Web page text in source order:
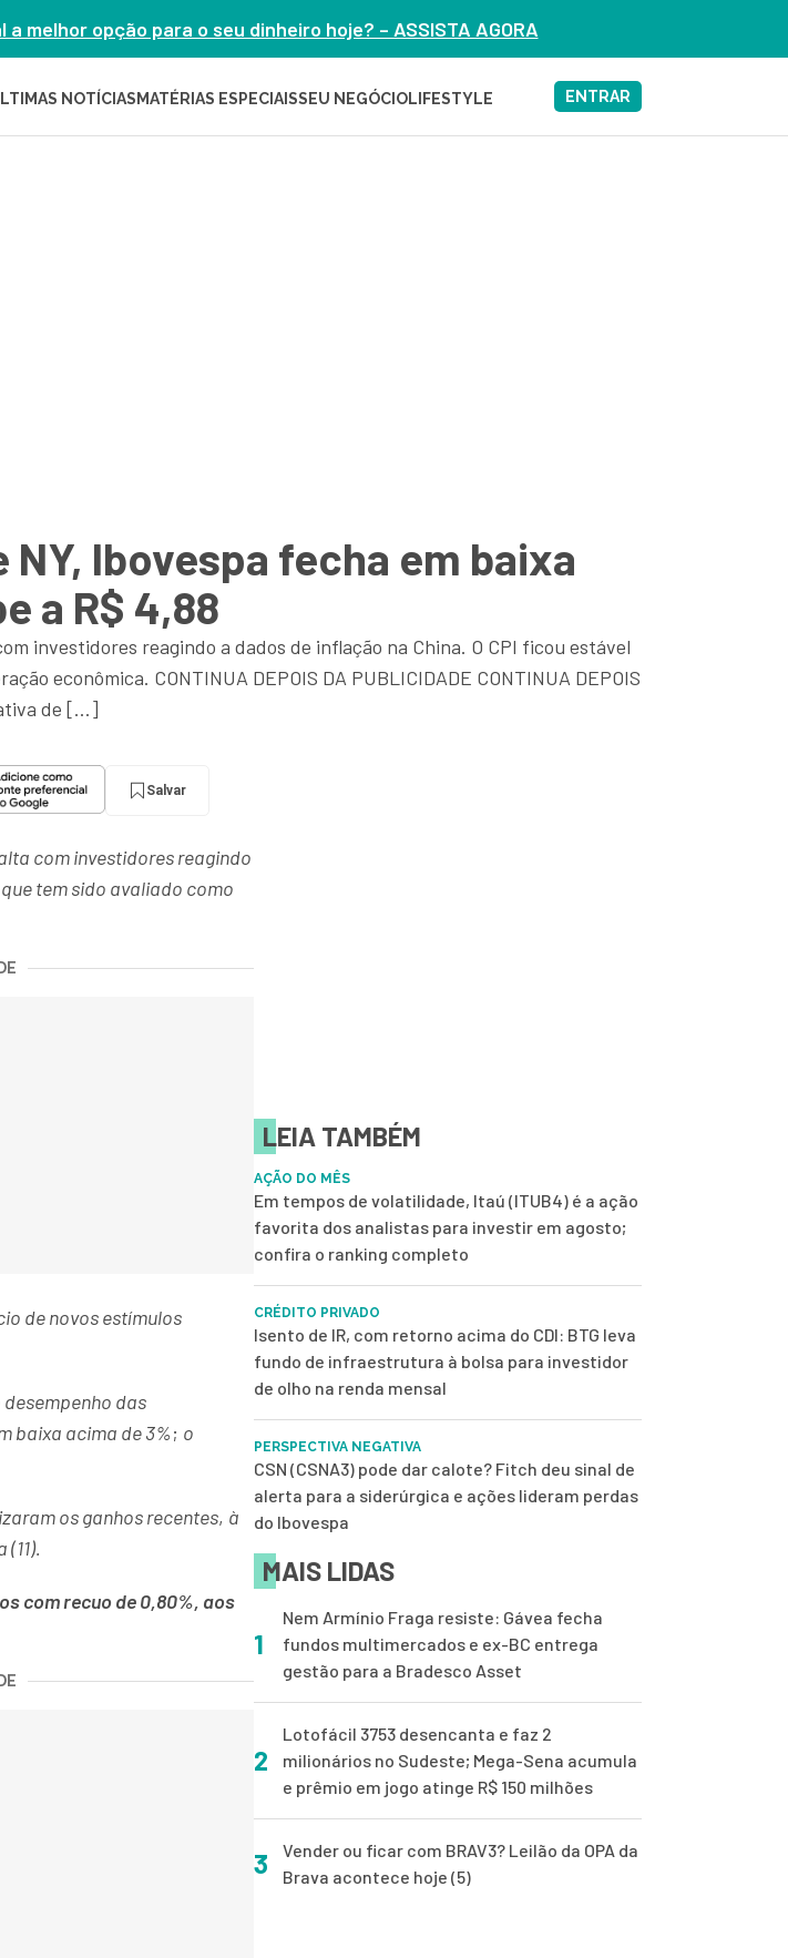
a melhor opção para o seu dinheiro hoje? – ASSISTA AGORA
NOTÍCIAS MATÉRIAS ESPECIAISSEU NEGÓCIOLIFESTYLE ENTRAR
Ibovespa fecha em baixa
a R$ 4,88
investidores reagindo a dados de inflação na China. O CPI ficou estável
econômica. CONTINUA DEPOIS DA PUBLICIDADE CONTINUA DEPOIS
de […]
Salvar
com investidores reagindo
tem sido avaliado como
de novos estímulos
das
baixa acima de 3%; o
os ganhos recentes, à
com recuo de 0,80%, aos
LEIA TAMBÉM
AÇÃO DO MÊS
Em tempos de volatilidade, Itaú (ITUB4) é a ação
favorita dos analistas para investir em agosto;
confira o ranking completo
CRÉDITO PRIVADO
Isento de IR, com retorno acima do CDI: BTG leva
fundo de infraestrutura à bolsa para investidor
de olho na renda mensal
PERSPECTIVA NEGATIVA
CSN (CSNA3) pode dar calote? Fitch deu sinal de
alerta para a siderúrgica e ações lideram perdas
do Ibovespa
MAIS LIDAS
1
Nem Armínio Fraga resiste: Gávea fecha
fundos multimercados e ex-BC entrega
gestão para a Bradesco Asset
2
Lotofácil 3753 desencanta e faz 2
milionários no Sudeste; Mega-Sena acumula
e prêmio em jogo atinge R$ 150 milhões
3
Vender ou ficar com BRAV3? Leilão da OPA da
Brava acontece hoje (5)